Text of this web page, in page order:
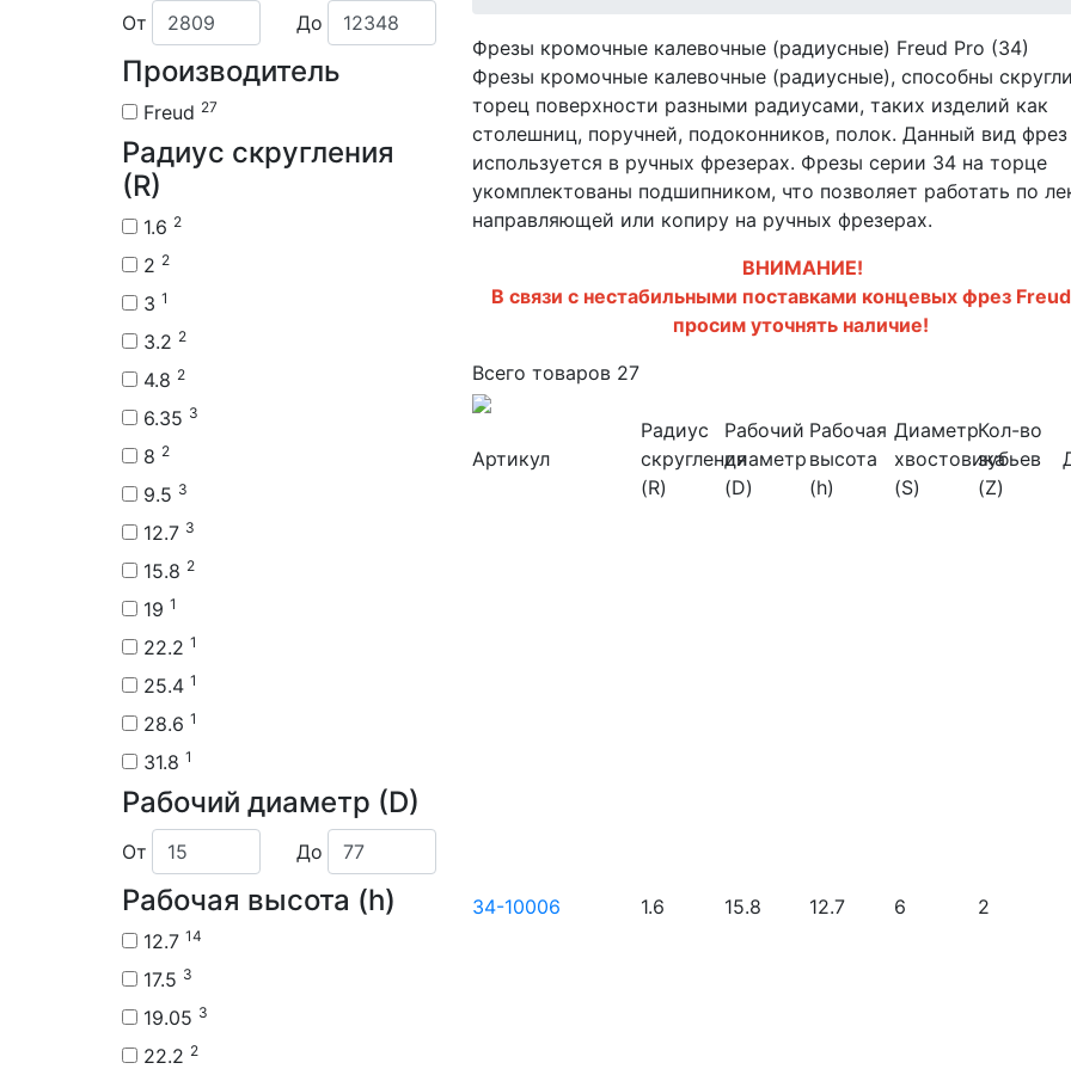
От До
Производитель
Freud 27
Рабочий диаметр (D)
От До
Радиус скругления
(R)
1.6 2
2 2
3 1
3.2 2
4.8 2
6.35 3
8 2
9.5 3
12.7 3
15.8 2
19 1
22.2 1
25.4 1
28.6 1
31.8 1
Рабочая высота (h)
12.7 14
17.5 3
19.05 3
22.2 2
Фрезы кромочные калевочные (радиусные) Freud Pro (34)
Фрезы кромочные калевочные (радиусные), способны
торец поверхности разными радиусами, таких изделий как
столешниц, поручней, подоконников, полок. Данный вид фрез
используется в ручных фрезерах. Фрезы серии 34 на торце
укомплектованы подшипником, что позволяет работать по
направляющей или копиру на ручных фрезерах.
ВНИМАНИЕ!
В связи с нестабильными поставками концевых фрез
просим уточнять наличие!
Всего товаров 27
Артикул
Радиус
скругления
(R)
Рабочий
диаметр
(D)
Рабочая
высота
(h)
Диаметр
хвостовика
(S)
Кол-во
зубьев
(Z)
34-10006 1.6 15.8 12.7 6 2